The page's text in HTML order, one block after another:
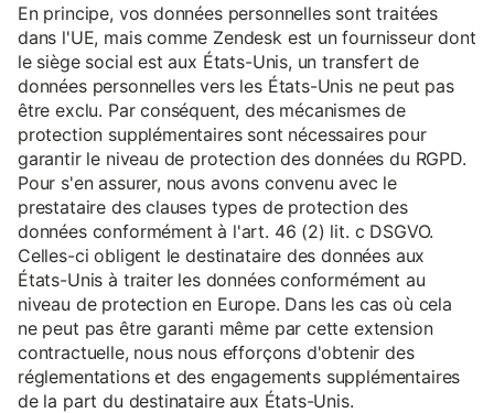
En principe, vos données personnelles sont traitées
dans l'UE, mais comme Zendesk est un fournisseur dont
le siège social est aux États-Unis, un transfert de
données personnelles vers les États-Unis ne peut pas
être exclu. Par conséquent, des mécanismes de
protection supplémentaires sont nécessaires pour
garantir le niveau de protection des données du RGPD.
Pour s'en assurer, nous avons convenu avec le
prestataire des clauses types de protection des
données conformément à l'art. 46 (2) lit. c DSGVO.
Celles-ci obligent le destinataire des données aux
États-Unis à traiter les données conformément au
niveau de protection en Europe. Dans les cas où cela
ne peut pas être garanti même par cette extension
contractuelle, nous nous efforçons d'obtenir des
réglementations et des engagements supplémentaires
de la part du destinataire aux États-Unis.